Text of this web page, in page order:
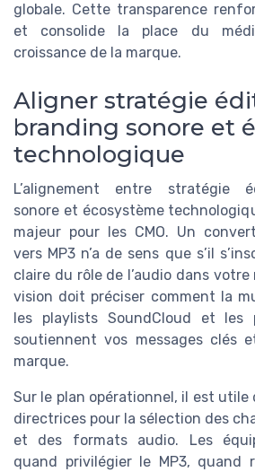
globale. Cette transparence
et consolide la place du
croissance de la marque.
Aligner stratégie
branding sonore et
technologique
L’alignement entre stratégie
sonore et écosystème
majeur pour les CMO. Un
vers MP3 n’a de sens que s’il
claire du rôle de l’audio dans
vision doit préciser comment la
les playlists SoundCloud et les
soutiennent vos messages clés
marque.
Sur le plan opérationnel, il est utile
directrices pour la sélection des
et des formats audio. Les
quand privilégier le MP3, quand